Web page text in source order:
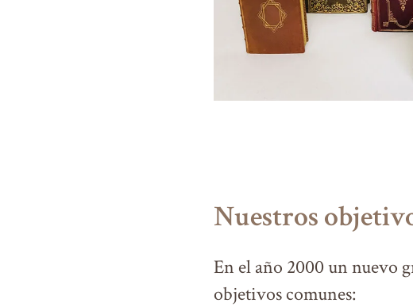
Nuestros
En el año 2000 un nuevo
objetivos comunes: